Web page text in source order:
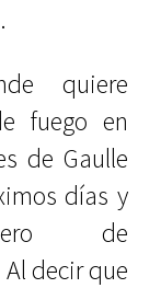
quiere
fuego en
de Gaulle
días y
de
decir que